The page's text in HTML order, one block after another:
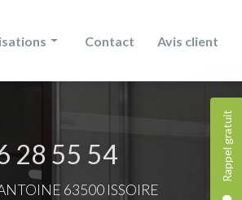
Rappel gratuit
bain
Contact Avis client
28 55 54
63500 ISSOIRE